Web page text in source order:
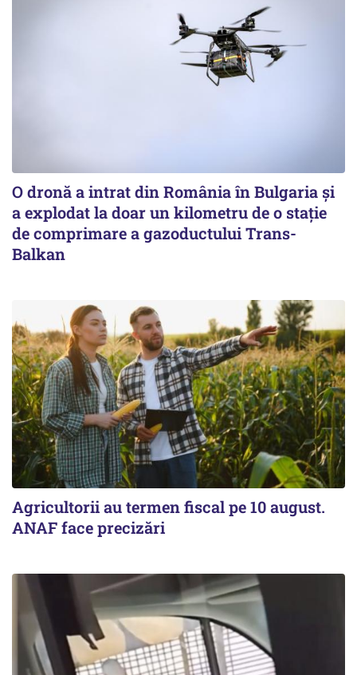
O dronă a intrat din România în Bulgaria şi
a explodat la doar un kilometru de o stație
de comprimare a gazoductului Trans-
Balkan
Agricultorii au termen fiscal pe 10 august.
ANAF face precizări